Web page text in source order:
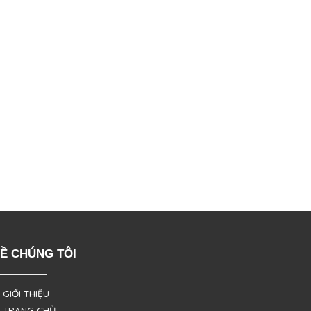
CHÚNG TÔI
THIỆU